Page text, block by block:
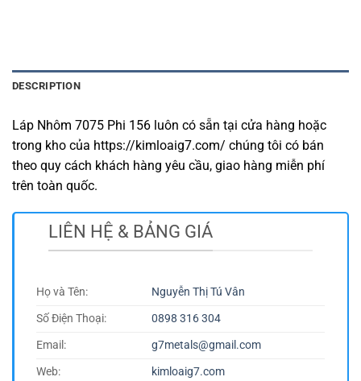
DESCRIPTION
Láp Nhôm 7075 Phi 156 luôn có sẵn tại cửa hàng hoặc
trong kho của https://kimloaig7.com/ chúng tôi có bán
theo quy cách khách hàng yêu cầu, giao hàng miễn phí
trên toàn quốc.
LIÊN HỆ & BẢNG GIÁ
Họ và Tên:
Nguyễn Thị Tú Vân
Số Điện Thoại:
0898 316 304
Email:
g7metals@gmail.com
Web:
kimloaig7.com